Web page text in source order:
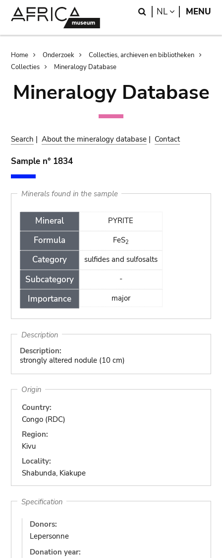
Search
NL LANGUAGE
MENU
Breadcrumb
Home Onderzoek
Collecties, archieven en bibliotheken
Collecties
Mineralogy Database
Mineralogy Database
Search |About the mineralogy database | Contact
Sample n° 1834
Minerals found in the sample
Mineral
Formula
Category
Subcategory
Importance
PYRITE
FeS2
sulfides and sulfosalts
-
major
Description
Description:
strongly altered nodule (10 cm)
Origin
Country:
Congo (RDC)
Region:
Kivu
Locality:
Shabunda, Kiakupe
Specification
Donors:
Lepersonne
Donation year: